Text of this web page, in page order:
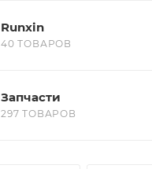
Runxin
40 ТОВАРОВ
Запчасти
297 ТОВАРОВ